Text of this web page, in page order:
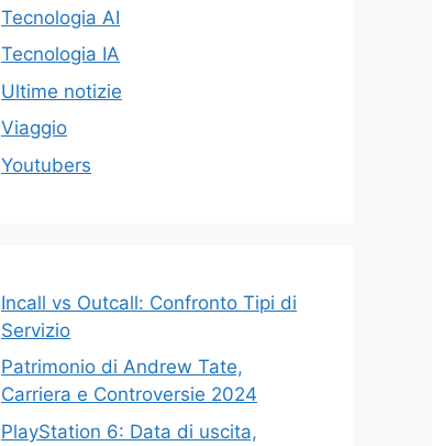
Tecnologia AI
Tecnologia IA
Ultime notizie
Viaggio
Youtubers
Incall vs Outcall: Confronto Tipi di
Servizio
Patrimonio di Andrew Tate,
Carriera e Controversie 2024
PlayStation 6: Data di uscita,